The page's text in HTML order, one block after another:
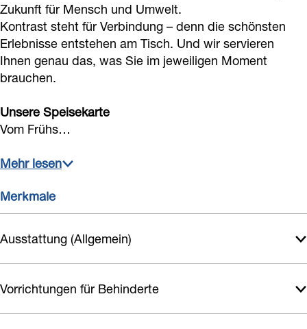
Zukunft für Mensch und Umwelt.
Kontrast steht für Verbindung – denn die schönsten
Erlebnisse entstehen am Tisch. Und wir servieren
Ihnen genau das, was Sie im jeweiligen Moment
brauchen.
Unsere Speisekarte
Vom Frühs…
Mehr lesen
Merkmale
Ausstattung (Allgemein)
Vorrichtungen für Behinderte